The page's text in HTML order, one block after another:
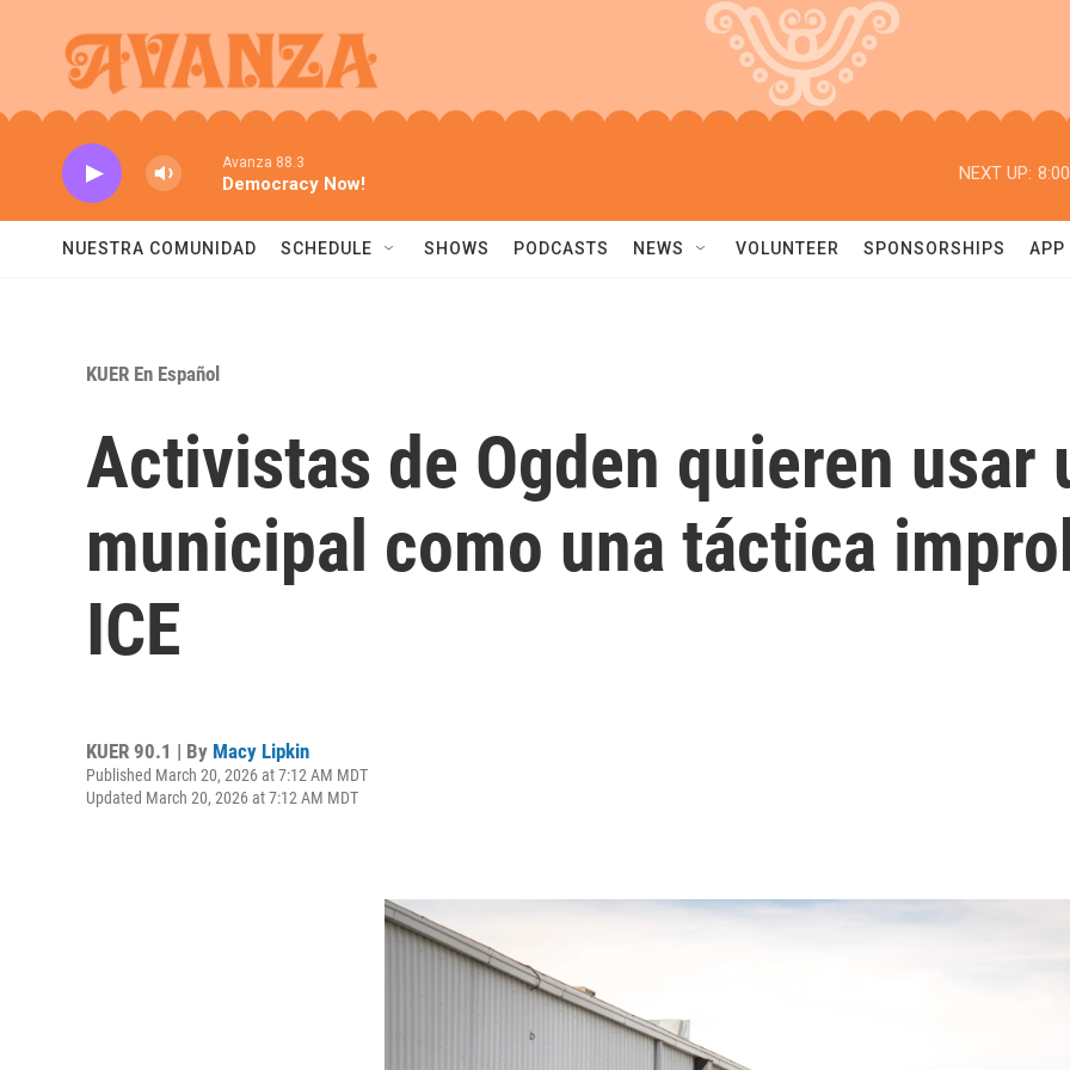
Avanza 88.3
Democracy Now!
NEXT UP:
NUESTRA COMUNIDAD SCHEDULE SHOWS PODCASTS NEWS VOLUNTEER SPONSORSHIPS APP
KUER En Español
Activistas de Ogden quieren usar
municipal como una táctica
ICE
KUER 90.1 | By Macy Lipkin
Published March 20, 2026 at 7:12 AM MDT
Updated March 20, 2026 at 7:12 AM MDT